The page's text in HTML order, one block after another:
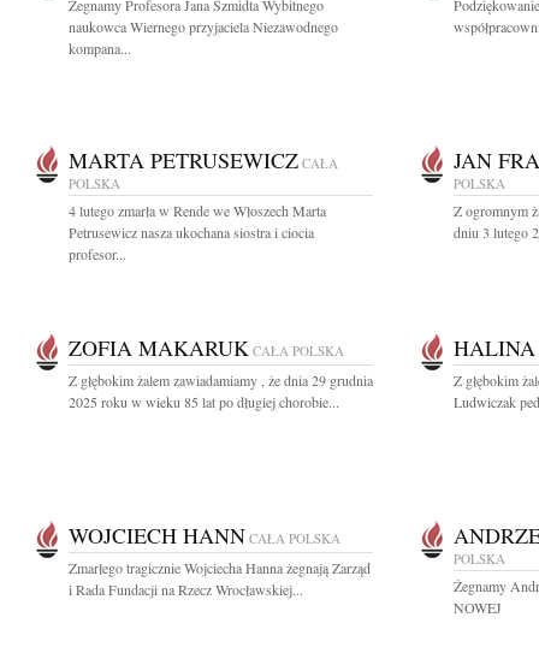
Żegnamy Profesora Jana Szmidta Wybitnego
naukowca Wiernego przyjaciela Niezawodnego
kompana...
MARTA PETRUSEWICZ CAŁA
POLSKA
4 lutego zmarła w Rende we Włoszech Marta
Petrusewicz nasza ukochana siostra i ciocia
profesor...
JAN
POLSKA
Z ogromnym
dniu 3 lutego
ZOFIA MAKARUK CAŁA POLSKA
Z głębokim żalem zawiadamiamy , że dnia 29 grudnia
2025 roku w wieku 85 lat po długiej chorobie...
Z głębokim
Ludwiczak
WOJCIECH HANN CAŁA POLSKA
Zmarłego tragicznie Wojciecha Hanna żegnają Zarząd
i Rada Fundacji na Rzecz Wrocławskiej...
POLSKA
Żegnamy
NOWEJ